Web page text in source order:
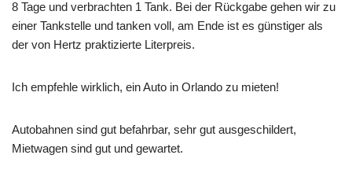
8 Tage und verbrachten 1 Tank. Bei der Rückgabe gehen wir zu
einer Tankstelle und tanken voll, am Ende ist es günstiger als
der von Hertz praktizierte Literpreis.
Ich empfehle wirklich, ein Auto in Orlando zu mieten!
Autobahnen sind gut befahrbar, sehr gut ausgeschildert,
Mietwagen sind gut und gewartet.